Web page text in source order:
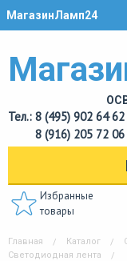
МагазинЛамп24
Тел.: 8 (495) 902 64 62
8 (916) 205 72 06
Избранные
товары
Главная Каталог
Светодиодная лента